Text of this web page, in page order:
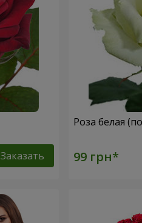
Заказать
Роза белая